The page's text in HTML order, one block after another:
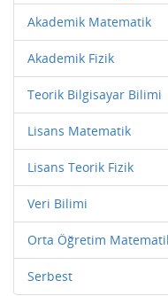
Akademik Matematik
Akademik Fizik
Teorik Bilgisayar Bilimi
Lisans Matematik
Lisans Teorik Fizik
Veri Bilimi
Orta Öğretim
Serbest